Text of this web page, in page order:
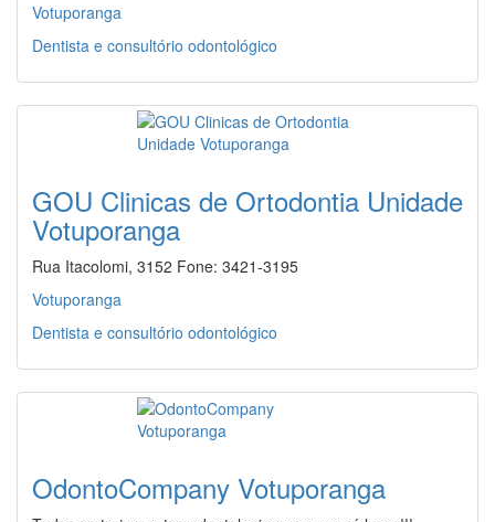
Votuporanga
Dentista e consultório odontológico
GOU Clinicas de Ortodontia Unidade
Votuporanga
Rua Itacolomi, 3152 Fone: 3421-3195
Votuporanga
Dentista e consultório odontológico
OdontoCompany Votuporanga